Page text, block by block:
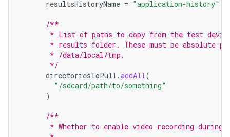
resultsHistoryName = "application-history"
/**
* List of paths to copy from the test
* results folder. These must be absolute
       * /data/local/tmp.
       */
directoriesToPull .addAll(
"/sdcard/path/to/something"
)
/**
* Whether to enable video recording during